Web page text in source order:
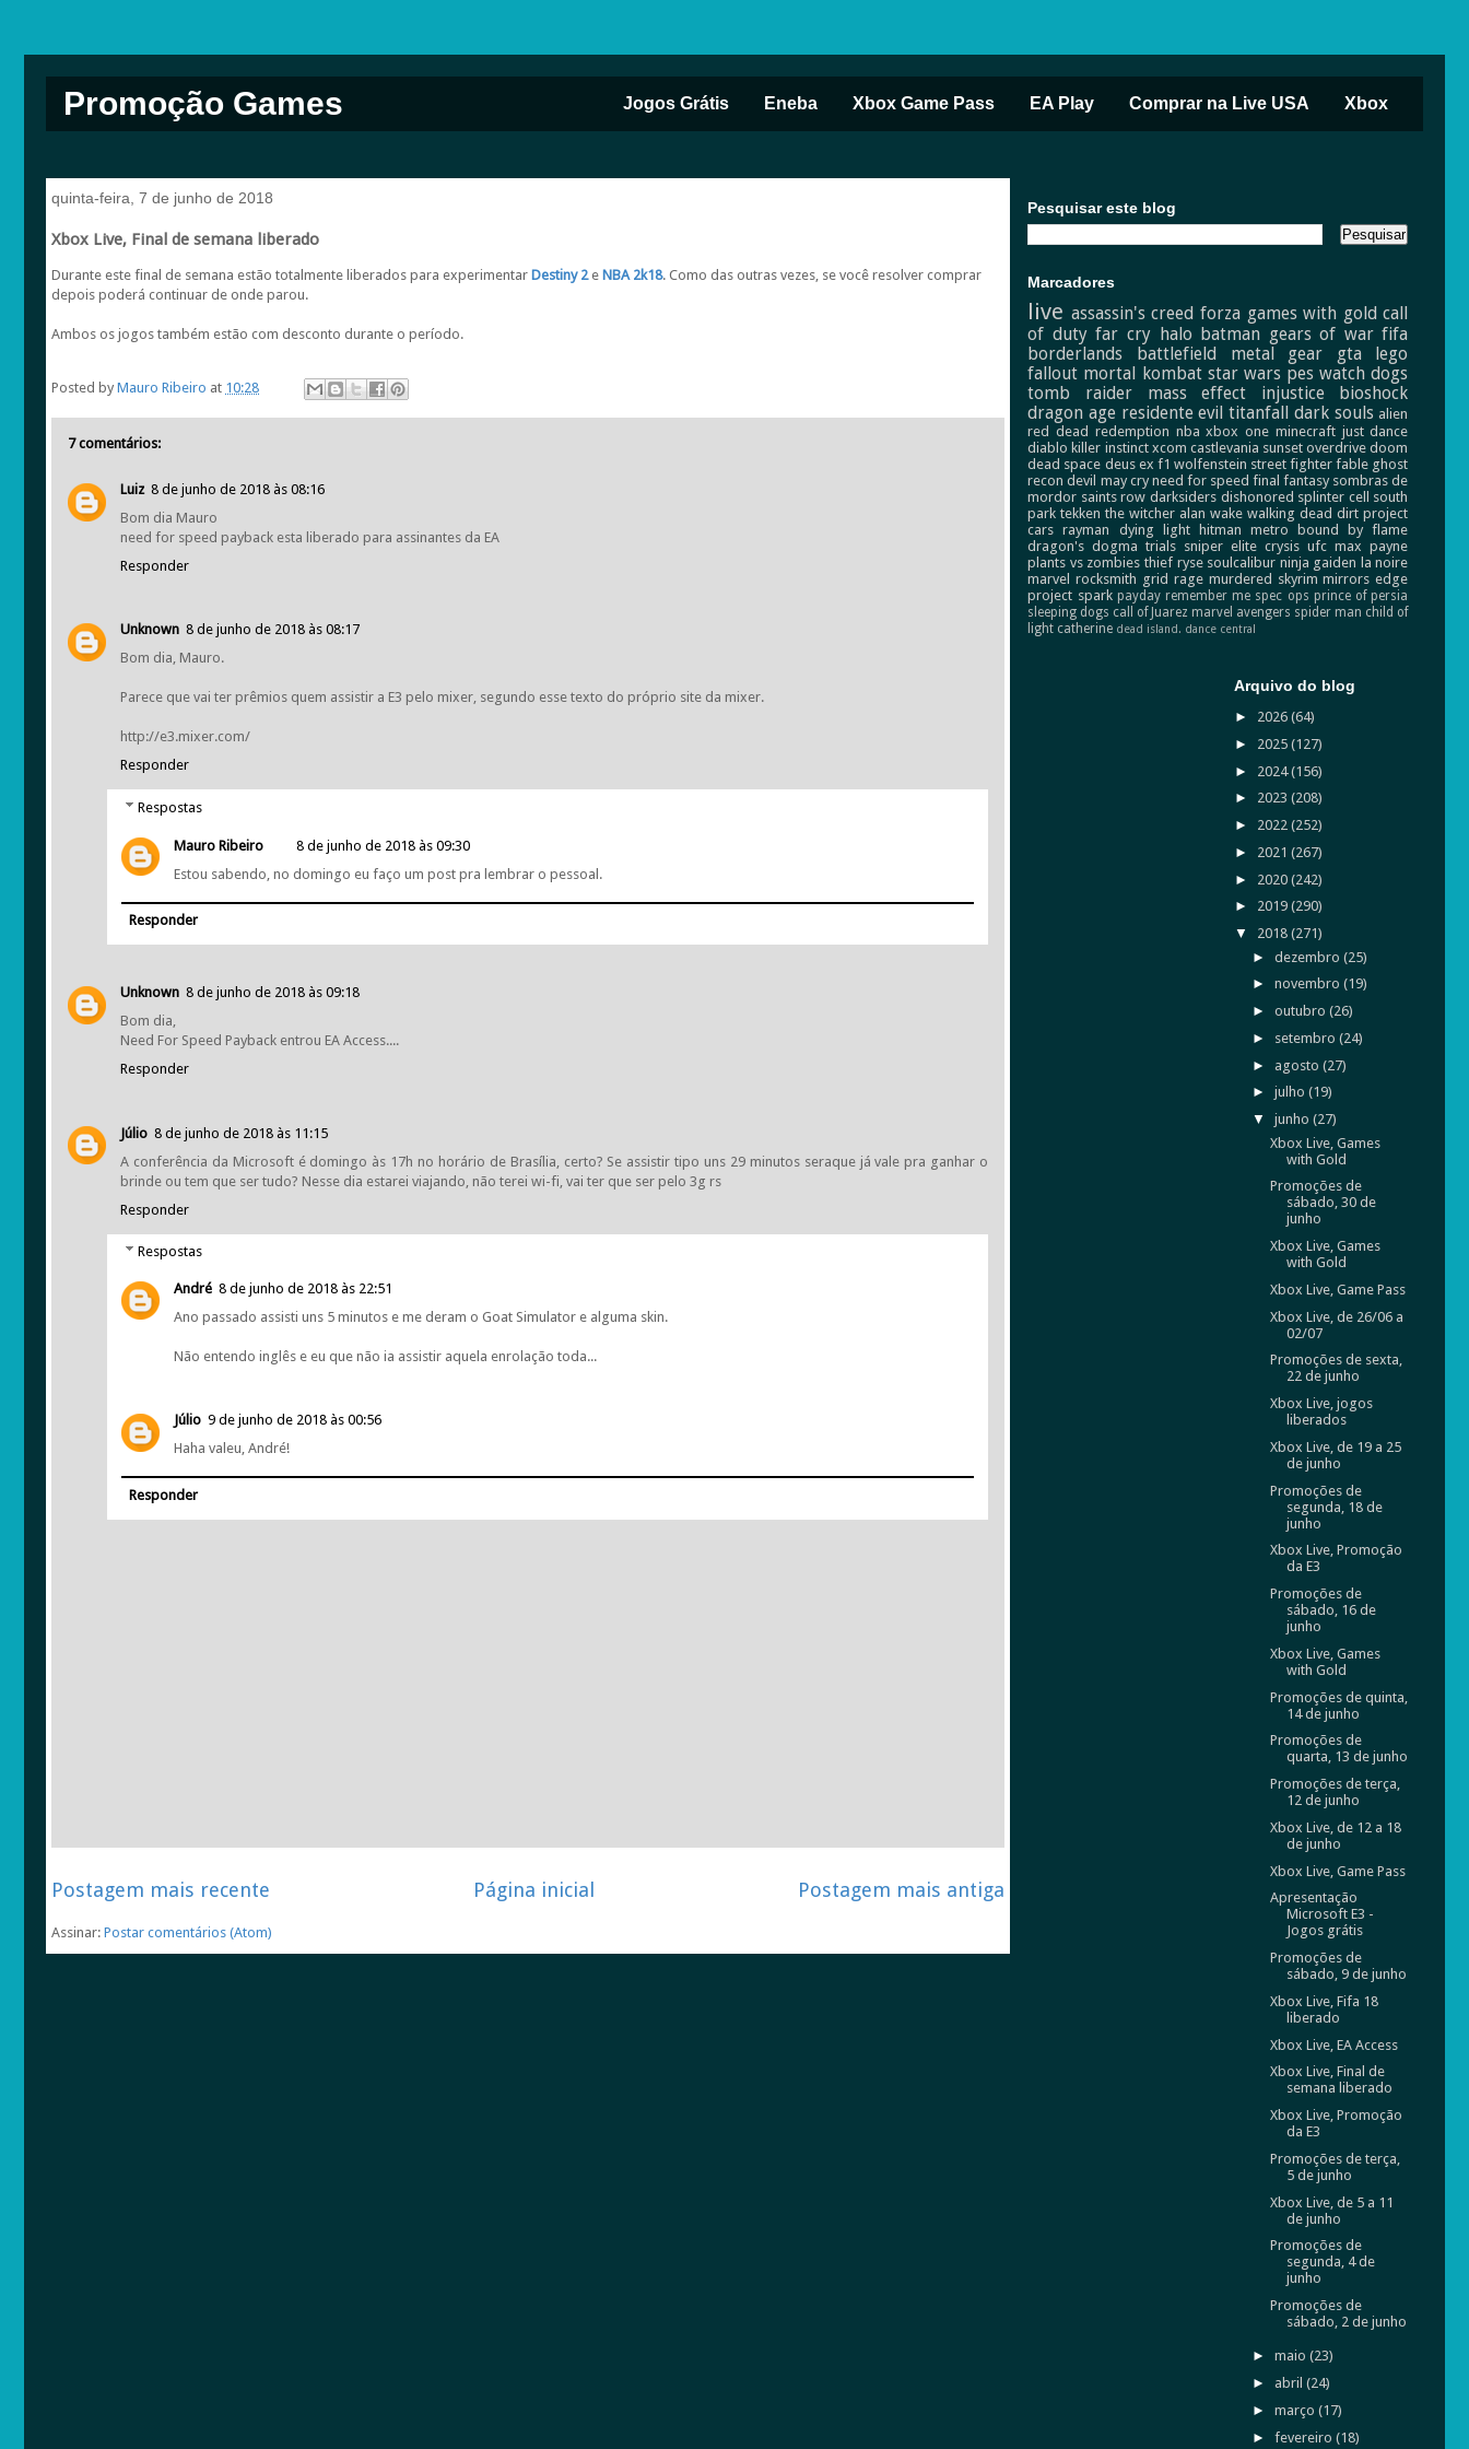
Promoção Games Jogos Grátis Eneba Xbox Game Pass EA Play Comprar na Live USA Xbox
quinta-feira, 7 de junho de 2018
Xbox Live, Final de semana liberado
Durante este final de semana estão totalmente liberados para experimentar Destiny 2e NBA 2k18. Como das outras vezes, se você resolver comprar
depois poderá continuar de onde parou.
Ambos os jogos também estão com desconto durante o período.
Posted by Mauro Ribeiro at 10:28
7 comentários:
Luiz 8 de junho de 2018 às 08:16
Bom dia Mauro
need for speed payback esta liberado para assinantes da EA
Responder
Unknown 8 de junho de 2018 às 08:17
Bom dia, Mauro.
Parece que vai ter prêmios quem assistir a E3 pelo mixer, segundo esse texto do próprio site da mixer.
http://e3.mixer.com/
Responder
Respostas
Mauro Ribeiro
8 de junho de 2018 às 09:30
Estou sabendo, no domingo eu faço um post pra lembrar o pessoal.
Responder
Unknown 8 de junho de 2018 às 09:18
Bom dia,
Need For Speed Payback entrou EA Access....
Responder
Júlio 8 de junho de 2018 às 11:15
A conferência da Microsoft é domingo às 17h no horário de Brasília, certo? Se assistir tipo uns 29 minutos seraque já vale pra ganhar o
brinde ou tem que ser tudo? Nesse dia estarei viajando, não terei wi-fi, vai ter que ser pelo 3g rs
Responder
Respostas
André 8 de junho de 2018 às 22:51
Ano passado assisti uns 5 minutos e me deram o Goat Simulator e alguma skin.
Não entendo inglês e eu que não ia assistir aquela enrolação toda...
Júlio 9 de junho de 2018 às 00:56
Haha valeu, André!
Responder
Postagem mais recente Postagem mais antiga
Página inicial
Assinar: Postar comentários (Atom)
Pesquisar este blog
Marcadores
live assassin's creed forza games with gold call
of duty far cry halo batman gears of war fifa
borderlands
battlefield metal gear gta
lego
fallout mortal kombat star wars pes watch dogs
tomb raider
mass effect injustice
bioshock
dragon age residente evil titanfall dark souls alien
red dead redemption nba xbox one minecraft just dance
diablo killer instinct xcom castlevania sunset overdrive doom
dead space deus ex f1 wolfenstein street fighter fable ghost
recon devil may cry need for speed final fantasy sombras de
mordor saints row darksiders dishonored splinter cell south
park tekken the witcher alan wake walking dead dirt project
cars rayman dying light hitman metro
bound by flame
dragon's dogma trials sniper elite crysis ufc max payne
plants vs zombies thief ryse soulcalibur ninja gaiden la noire
marvel rocksmith grid rage murdered skyrim mirrors edge
project spark payday remember me spec ops prince of persia
sleeping dogs call of Juarez marvel avengers spider man child of
light catherine dead island. dance central
Arquivo do blog
► 2026(64)
► 2025(127)
► 2024(156)
► 2023(208)
► 2022(252)
► 2021(267)
► 2020(242)
► 2019(290)
▼ 2018(271)
► dezembro (25)
► novembro (19)
► outubro (26)
► setembro (24)
► agosto (27)
► julho (19)
▼ junho (27)
Xbox Live, Games
with Gold
Promoções de
sábado, 30 de
junho
Xbox Live, Games
with Gold
Xbox Live, Game Pass
Xbox Live, de 26/06 a
02/07
Promoções de sexta,
22 de junho
Xbox Live, jogos
liberados
Xbox Live, de 19 a 25
de junho
Promoções de
segunda, 18 de
junho
Xbox Live, Promoção
da E3
Promoções de
sábado, 16 de
junho
Xbox Live, Games
with Gold
Promoções de quinta,
14 de junho
Promoções de
quarta, 13 de junho
Promoções de terça,
12 de junho
Xbox Live, de 12 a 18
de junho
Xbox Live, Game Pass
Apresentação
Microsoft E3 -
Jogos grátis
Promoções de
sábado, 9 de junho
Xbox Live, Fifa 18
liberado
Xbox Live, EA Access
Xbox Live, Final de
semana liberado
Xbox Live, Promoção
da E3
Promoções de terça,
5 de junho
Xbox Live, de 5 a 11
de junho
Promoções de
segunda, 4 de
junho
Promoções de
sábado, 2 de junho
► maio (23)
► abril (24)
► março (17)
► fevereiro (18)